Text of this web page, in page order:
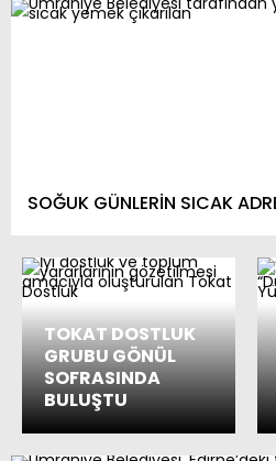
SOĞUK GÜNLERİN SICAK
TOKAT DOSTLUK
GRUBU GÖNÜL
SOFRASINDA
BULUŞTU